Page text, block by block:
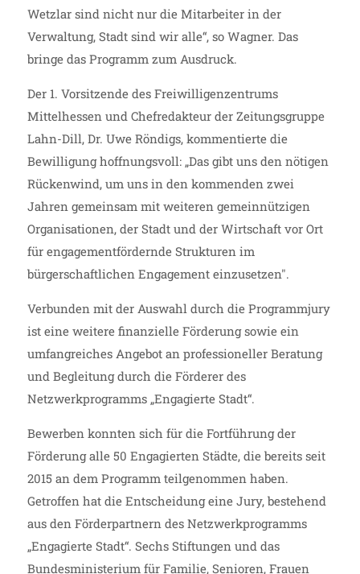
Wetzlar sind nicht nur die Mitarbeiter in der
Verwaltung, Stadt sind wir alle“, so Wagner. Das
bringe das Programm zum Ausdruck.
Der 1. Vorsitzende des Freiwilligenzentrums
Mittelhessen und Chefredakteur der Zeitungsgruppe
Lahn-Dill, Dr. Uwe Röndigs, kommentierte die
Bewilligung hoffnungsvoll: „Das gibt uns den nötigen
Rückenwind, um uns in den kommenden zwei
Jahren gemeinsam mit weiteren gemeinnützigen
Organisationen, der Stadt und der Wirtschaft vor Ort
für engagementfördernde Strukturen im
bürgerschaftlichen Engagement einzusetzen".
Verbunden mit der Auswahl durch die Programmjury
ist eine weitere finanzielle Förderung sowie ein
umfangreiches Angebot an professioneller Beratung
und Begleitung durch die Förderer des
Netzwerkprogramms „Engagierte Stadt“.
Bewerben konnten sich für die Fortführung der
Förderung alle 50 Engagierten Städte, die bereits seit
2015 an dem Programm teilgenommen haben.
Getroffen hat die Entscheidung eine Jury, bestehend
aus den Förderpartnern des Netzwerkprogramms
„Engagierte Stadt“. Sechs Stiftungen und das
Bundesministerium für Familie, Senioren, Frauen